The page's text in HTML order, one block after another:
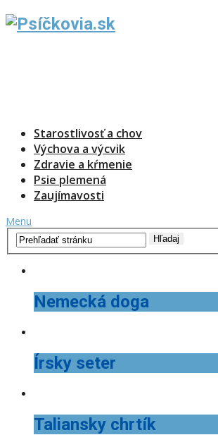
Starostlivosť a chov
Výchova a výcvik
Zdravie a kŕmenie
Psie plemená
Zaujímavosti
Menu
Nemecká doga
Írsky seter
Taliansky chrtík